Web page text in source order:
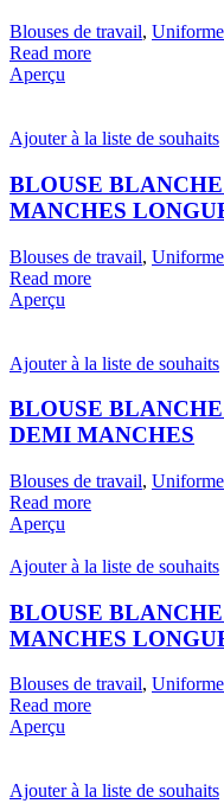
Blouses de travail,
Read more
Aperçu
Ajouter à la liste de souhaits
BLOUSE
MANCHES
Blouses de travail,
Read more
Aperçu
Ajouter à la liste de souhaits
BLOUSE
DEMI MANCHES
Blouses de travail,
Read more
Aperçu
Ajouter à la liste de souhaits
BLOUSE
MANCHES
Blouses de travail,
Read more
Aperçu
Ajouter à la liste de souhaits